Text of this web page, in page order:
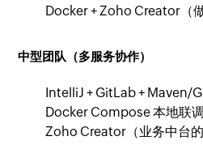
Docker + Zoho Creator（
中型团队（多服务协作）
IntelliJ + GitLab + Maven/
Docker Compose 本地联
Zoho Creator（业务中台的